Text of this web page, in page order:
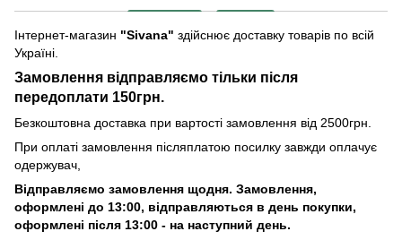
Інтернет-магазин "Sivana" здійснює доставку товарів по всій
Україні.
Замовлення відправляємо тільки після
передоплати 150грн.
Безкоштовна доставка при вартості замовлення від 2500грн.
При оплаті замовлення післяплатою посилку завжди оплачує
одержувач,
Відправляємо замовлення щодня. Замовлення,
оформлені до 13:00, відправляються в день покупки,
оформлені після 13:00 - на наступний день.